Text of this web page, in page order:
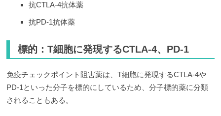
抗CTLA-4抗体薬
抗PD-1抗体薬
標的：T細胞に発現するCTLA-4、PD-1
免疫チェックポイント阻害薬は、T細胞に発現するCTLA-4や
PD-1といった分子を標的にしているため、分子標的薬に分類
されることもある。